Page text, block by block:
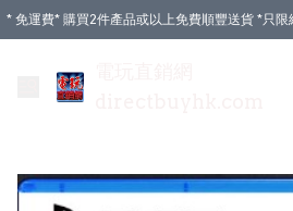
* 免運費* 購買2件產品或以上免費順豐送貨 *只限